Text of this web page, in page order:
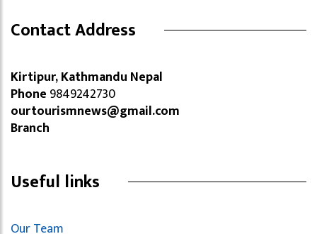
Contact Address
Kirtipur, Kathmandu Nepal
Phone 9849242730
ourtourismnews@gmail.com
Branch
Useful links
Our Team